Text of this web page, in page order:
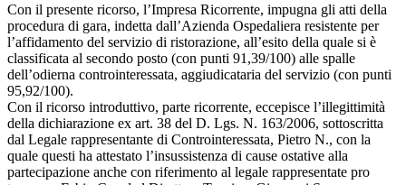
Con il presente ricorso, l’Impresa Ricorrente, impugna gli atti della
procedura di gara, indetta dall’Azienda Ospedaliera resistente per
l’affidamento del servizio di ristorazione, all’esito della quale si è
classificata al secondo posto (con punti 91,39/100) alle spalle
dell’odierna controinteressata, aggiudicataria del servizio (con punti
95,92/100).
Con il ricorso introduttivo, parte ricorrente, eccepisce l’illegittimità
della dichiarazione ex art. 38 del D. Lgs. N. 163/2006, sottoscritta
dal Legale rappresentante di Controinteressata, Pietro N., con la
quale questi ha attestato l’insussistenza di cause ostative alla
partecipazione anche con riferimento al legale rappresentate pro